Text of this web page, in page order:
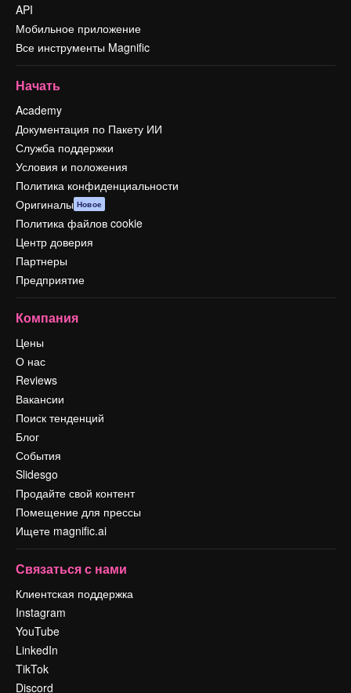
API
Мобильное приложение
Все инструменты Magnific
Начать
Academy
Документация по Пакету ИИ
Служба поддержки
Условия и положения
Политика конфиденциальности
Оригиналы Новое
Политика файлов cookie
Центр доверия
Партнеры
Предприятие
Компания
Цены
О нас
Reviews
Вакансии
Поиск тенденций
Блог
События
Slidesgo
Продайте свой контент
Помещение для прессы
Ищете magnific.ai
Связаться с нами
Клиентская поддержка
Instagram
YouTube
LinkedIn
TikTok
Discord